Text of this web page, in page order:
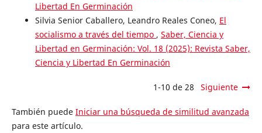
Libertad En Germinación
Silvia Senior Caballero, Leandro Reales Coneo, El
socialismo a través del tiempo , Saber, Ciencia y
Libertad en Germinación: Vol. 18 (2025): Revista Saber,
Ciencia y Libertad En Germinación
1-10 de 28 Siguiente
También puede Iniciar una búsqueda de similitud avanzada
para este artículo.